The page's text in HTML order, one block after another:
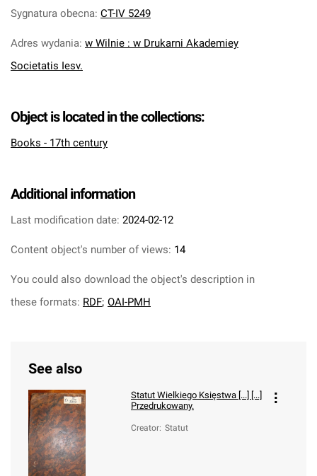
Sygnatura obecna: CT-IV 5249
Adres wydania: w Wilnie : w Drukarni Akademiey
Societatis Iesv.
Object is located in the collections:
Books - 17th century
Additional information
Last modification date: 2024-02-12
Content object's number of views: 14
You could also download the object's description in
these formats: RDF; OAI-PMH
See also
Statut Wielkiego Księstwa [...] [...]
Przedrukowany.
Creator: Statut